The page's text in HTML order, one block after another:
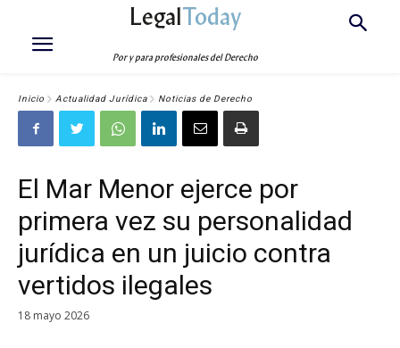
LegalToday
Por y para profesionales del Derecho
Inicio Actualidad Jurídica Noticias de Derecho
El Mar Menor ejerce por
primera vez su personalidad
jurídica en un juicio contra
vertidos ilegales
18 mayo 2026